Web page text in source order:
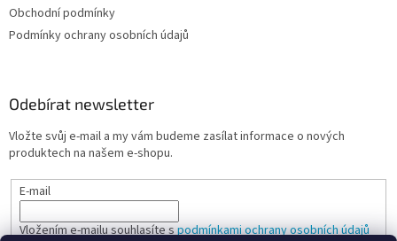
Obchodní podmínky
Podmínky ochrany osobních údajů
Odebírat newsletter
Vložte svůj e-mail a my vám budeme zasílat informace o nových
produktech na našem e-shopu.
E-mail
Vložením e-mailu souhlasíte spodmínkami ochrany osobních údajů